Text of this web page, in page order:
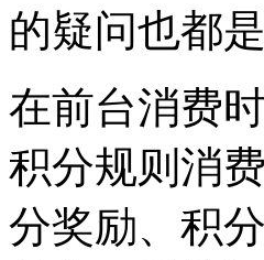
的疑问也都
在前台消费
积分规则消
分奖励、积